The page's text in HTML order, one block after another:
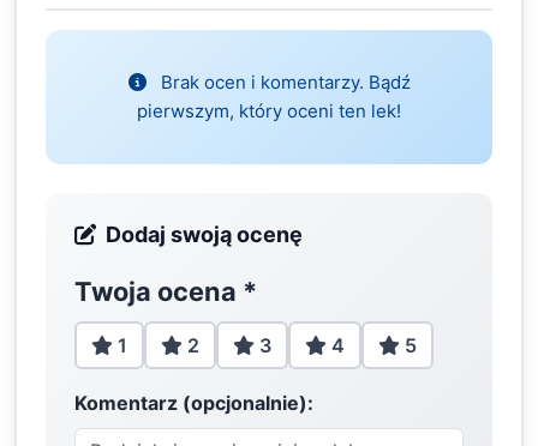
Brak ocen i komentarzy. Bądź
pierwszym, który oceni ten lek!
Dodaj swoją ocenę
Twoja ocena *
1 2 3 4 5
Komentarz (opcjonalnie):